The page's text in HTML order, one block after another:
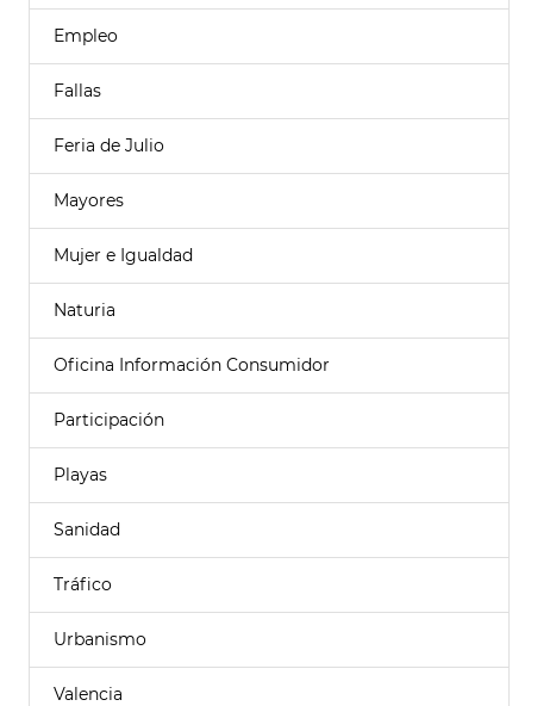
Empleo
Fallas
Feria de Julio
Mayores
Mujer e Igualdad
Naturia
Oficina Información Consumidor
Participación
Playas
Sanidad
Tráfico
Urbanismo
Valencia